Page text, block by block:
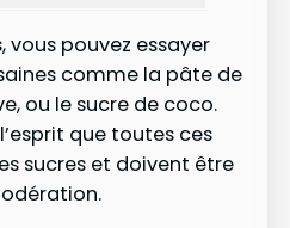
vous pouvez essayer
comme la pâte de
ou le sucre de coco.
que toutes ces
sucres et doivent être